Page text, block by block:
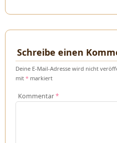
Schreibe einen
Deine E-Mail-Adresse wird nicht
mit * markiert
Kommentar*